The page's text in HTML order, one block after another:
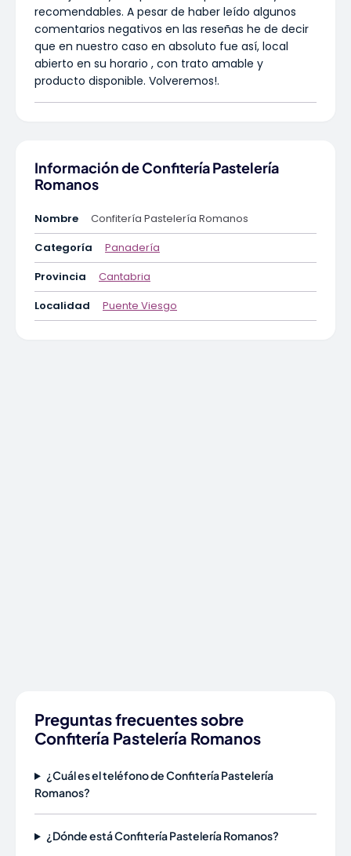
recomendables. A pesar de haber leído algunos
comentarios negativos en las reseñas he de decir
que en nuestro caso en absoluto fue así, local
abierto en su horario , con trato amable y
producto disponible. Volveremos!.
Información de Confitería Pastelería
Romanos
Nombre
Confitería Pastelería Romanos
Categoría
Panadería
Provincia
Cantabria
Localidad
Puente Viesgo
Preguntas frecuentes sobre
Confitería Pastelería Romanos
¿Cuál es el teléfono de Confitería Pastelería
Romanos?
¿Dónde está Confitería Pastelería Romanos?